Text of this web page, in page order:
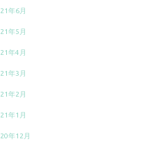
年6月
年5月
年4月
年3月
年2月
年1月
年12月